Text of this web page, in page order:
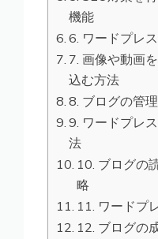
機能
6. ワードプレ
7. 画像や動画
込む方法
8. ブログの管
9. ワードプレ
法
10. ブログの
略
11. ワードプ
12. ブログの